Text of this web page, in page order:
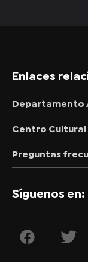
Enlaces
Departamento
Centro Cultural
Preguntas
Síguenos en: